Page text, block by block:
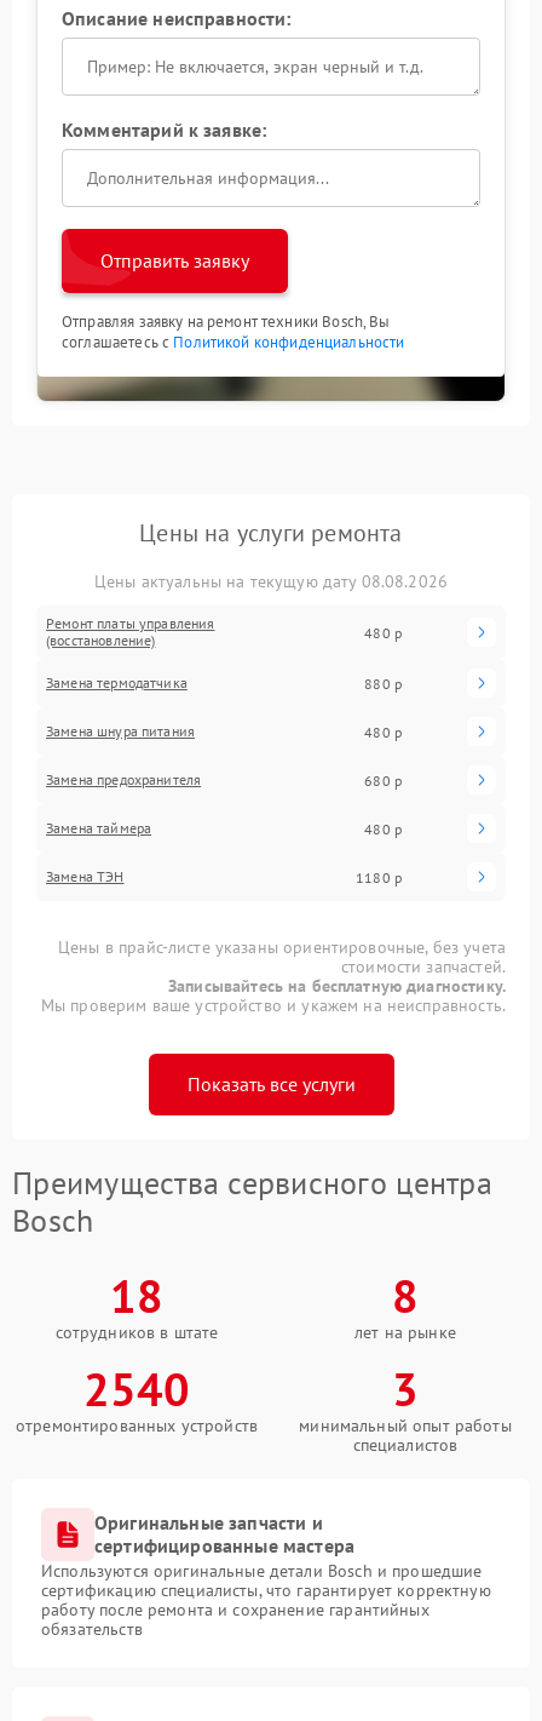
Описание неисправности:
Комментарий к заявке:
Отправить заявку
Отправляя заявку на ремонт техники Bosch, Вы
соглашаетесь с Политикой конфиденциальности
Цены на услуги ремонта
Цены актуальны на текущую дату 08.08.2026
Ремонт платы управления
(восстановление)
480 р
Замена термодатчика 880 р
Замена шнура питания 480 р
Замена предохранителя 680 р
Замена таймера 480 р
Замена ТЭН 1180 р
Цены в прайс-листе указаны ориентировочные, без учета
стоимости запчастей.
Записывайтесь на бесплатную диагностику.
Мы проверим ваше устройство и укажем на неисправность.
Показать все услуги
Преимущества сервисного центра
Bosch
18
сотрудников в штате
8
лет на рынке
2540
отремонтированных устройств
3
минимальный опыт работы
специалистов
Оригинальные запчасти и
сертифицированные мастера
Используются оригинальные детали Bosch и прошедшие
сертификацию специалисты, что гарантирует корректную
работу после ремонта и сохранение гарантийных
обязательств